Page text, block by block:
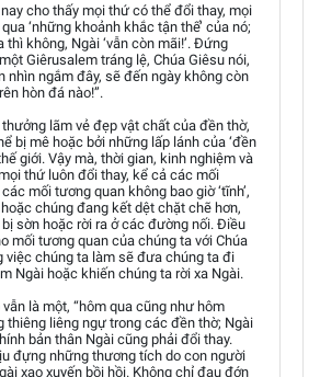
cho thấy mọi thứ có thể đổi thay, mọi
‘những khoảnh khắc tận thế’ của nó;
thì không, Ngài ‘vẫn còn mãi!’. Đứng
Giêrusalem tráng lệ, Chúa Giêsu nói,
nhìn ngắm đây, sẽ đến ngày không còn
hòn đá nào!”.
lãm vẻ đẹp vật chất của đền thờ,
bị mê hoặc bởi những lấp lánh của ‘đền
giới. Vậy mà, thời gian, kinh nghiệm và
thứ luôn đổi thay, kể cả các mối
mối tương quan không bao giờ ‘tĩnh’,
hoặc chúng đang kết dệt chặt chẽ hơn,
sờn hoặc rời ra ở các đường nối. Điều
mối tương quan của chúng ta với Chúa
việc chúng ta làm sẽ đưa chúng ta đi
Ngài hoặc khiến chúng ta rời xa Ngài.
là một, “hôm qua cũng như hôm
thiêng liêng ngự trong các đền thờ; Ngài
bản thân Ngài cũng phải đổi thay.
đựng những thương tích do con người
xao xuyến bồi hồi. Không chỉ đau đớn